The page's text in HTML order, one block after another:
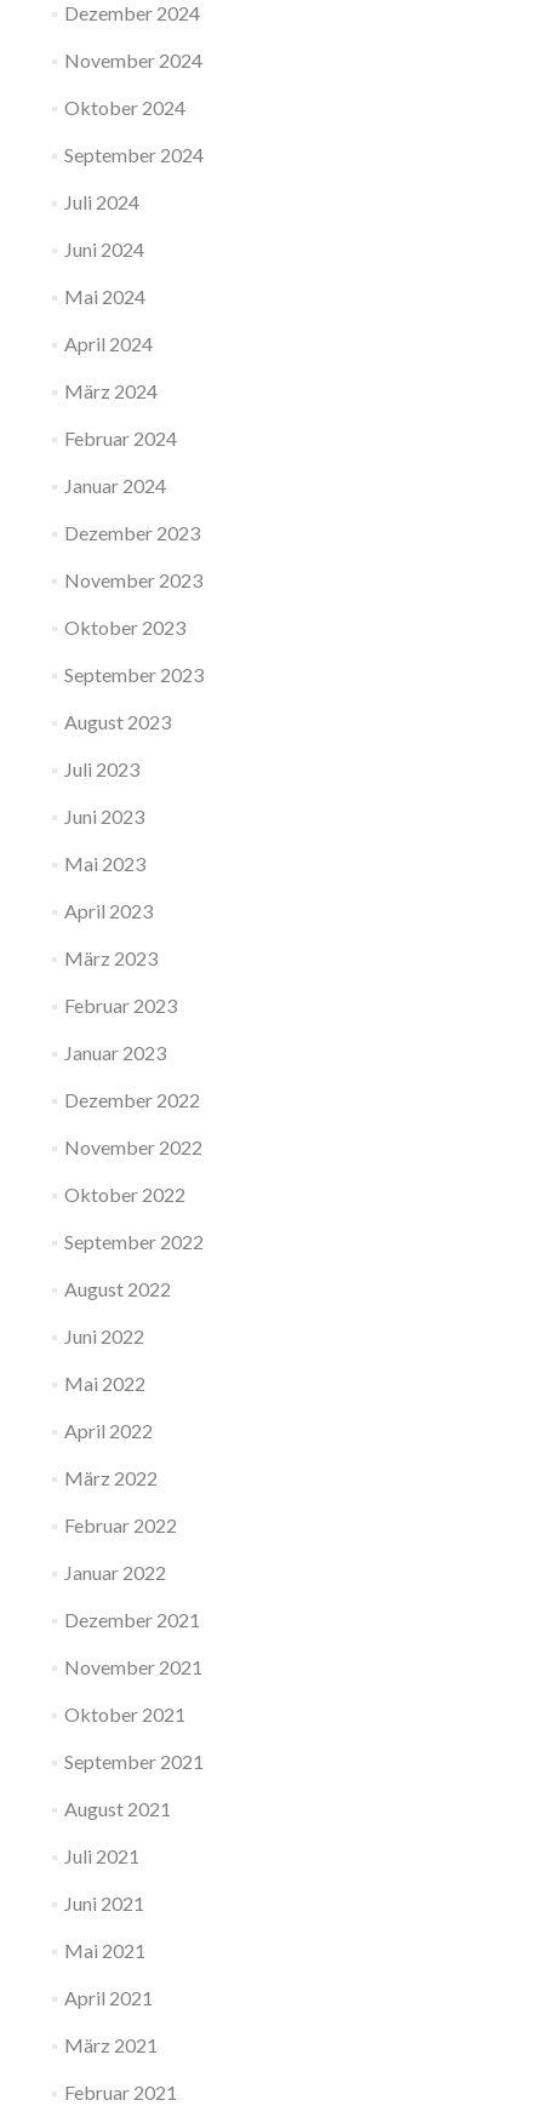
Dezember 2024
November 2024
Oktober 2024
September 2024
Juli 2024
Juni 2024
Mai 2024
April 2024
März 2024
Februar 2024
Januar 2024
Dezember 2023
November 2023
Oktober 2023
September 2023
August 2023
Juli 2023
Juni 2023
Mai 2023
April 2023
März 2023
Februar 2023
Januar 2023
Dezember 2022
November 2022
Oktober 2022
September 2022
August 2022
Juni 2022
Mai 2022
April 2022
März 2022
Februar 2022
Januar 2022
Dezember 2021
November 2021
Oktober 2021
September 2021
August 2021
Juli 2021
Juni 2021
Mai 2021
April 2021
März 2021
Februar 2021